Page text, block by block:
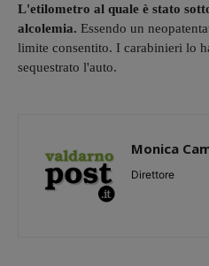
L'etilometro al quale è stato
alcolemia. Essendo un
limite consentito. I carabinieri lo
sequestrato l'auto.
Monica
Direttore